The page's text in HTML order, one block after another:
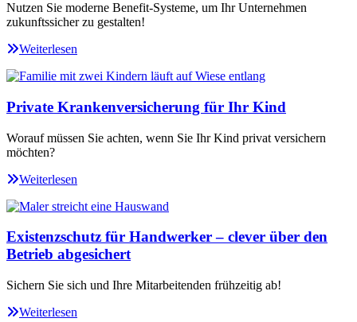
Nutzen Sie moderne Benefit-Systeme, um Ihr Unternehmen
zukunftssicher zu gestalten!
Weiterlesen
Private Krankenversicherung für Ihr Kind
Worauf müssen Sie achten, wenn Sie Ihr Kind privat versichern
möchten?
Weiterlesen
Existenzschutz für Handwerker – clever über den
Betrieb abgesichert
Sichern Sie sich und Ihre Mitarbeitenden frühzeitig ab!
Weiterlesen